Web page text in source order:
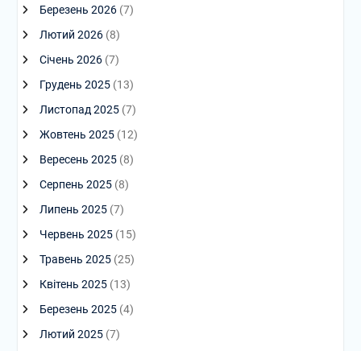
Березень 2026(7)
Лютий 2026(8)
Січень 2026(7)
Грудень 2025(13)
Листопад 2025(7)
Жовтень 2025(12)
Вересень 2025(8)
Серпень 2025(8)
Липень 2025(7)
Червень 2025(15)
Травень 2025(25)
Квітень 2025(13)
Березень 2025(4)
Лютий 2025(7)